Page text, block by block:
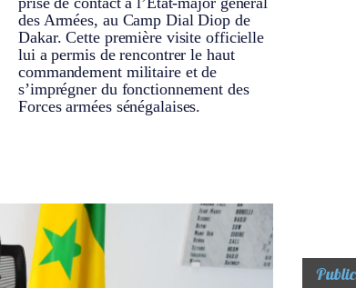
des Armées, au Camp Dial Diop de
Dakar. Cette première visite officielle
lui a permis de rencontrer le haut
commandement militaire et de
s’imprégner du fonctionnement des
Forces armées sénégalaises.